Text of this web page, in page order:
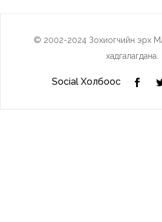
© 2002-2024 Зохиогчийн эрх
хадгалагдана.
Social Холбоос